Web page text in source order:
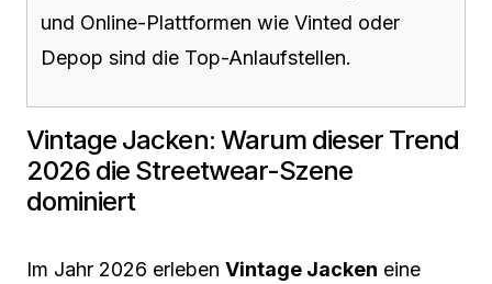
und Online-Plattformen wie Vinted oder
Depop sind die Top-Anlaufstellen.
Vintage Jacken: Warum dieser Trend
2026 die Streetwear-Szene
dominiert
Im Jahr 2026 erleben Vintage Jacken eine